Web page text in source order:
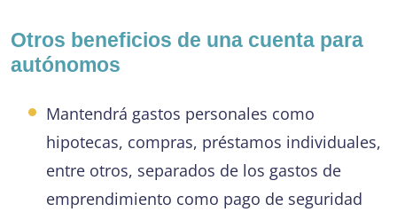
Otros beneficios de una cuenta para
autónomos
Mantendrá gastos personales como
hipotecas, compras, préstamos individuales,
entre otros, separados de los gastos de
emprendimiento como pago de seguridad